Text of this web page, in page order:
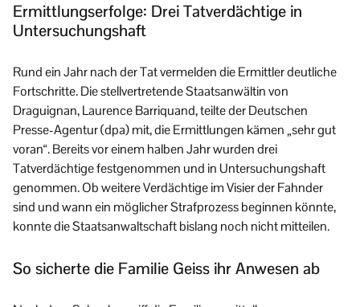
Ermittlungserfolge: Drei Tatverdächtige in
Untersuchungshaft
Rund ein Jahr nach der Tat vermelden die Ermittler deutliche
Fortschritte. Die stellvertretende Staatsanwältin von
Draguignan, Laurence Barriquand, teilte der Deutschen
Presse-Agentur (dpa) mit, die Ermittlungen kämen „sehr gut
voran“. Bereits vor einem halben Jahr wurden drei
Tatverdächtige festgenommen und in Untersuchungshaft
genommen. Ob weitere Verdächtige im Visier der Fahnder
sind und wann ein möglicher Strafprozess beginnen könnte,
konnte die Staatsanwaltschaft bislang noch nicht mitteilen.
So sicherte die Familie Geiss ihr Anwesen ab